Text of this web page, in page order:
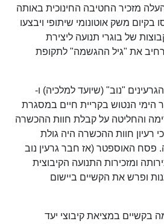
מזכיר החטיבה החינוכית באותה
"חוות הגשמה" בנות 2–3 גרעינים שייתנסו בקיום משק אוטונומי שיתופי ויבצעו
של בוגרי תנועה ליצירת
את "גיל ההגשמה" לתקופת
הגרעינים "נוב" (שיועד למלכיה) ו-
הימי הנטוש בקריית חיים במסגרת
נערכה המועצה החינוכית ה-14 של הנוע"ל בקדימה והחליטה על קבלת חוות ההכשרה
רעיון חוות ההכשרה היה גולת
לחוות ההכשרה. פסח האוספטר (אז חבר גרעין נוב
ומזכירות התנועה הקיבוצית
ופרש את הקשיים ביישום
בקשיים במציאת קיבוצי יעד